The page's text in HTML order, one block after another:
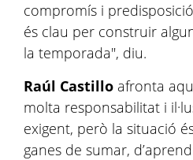
compromís i
és clau per construir
la temporada", diu.
Raúl Castillo afronta
molta responsabilitat i
exigent, però la situació
ganes de sumar,